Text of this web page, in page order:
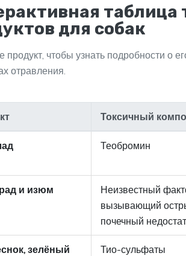
таблица
для собак
продукт, чтобы узнать подробности о
отравления.
Токсичный
Теобромин
и изюм
Неизвестный
вызывающий
почечный
зелёный
Тио-сульфаты